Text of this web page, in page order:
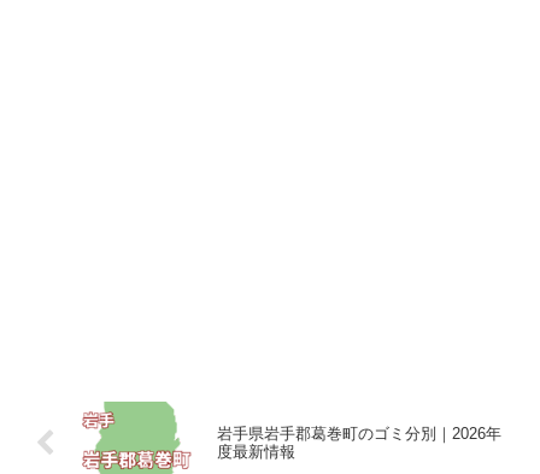
岩手県岩手郡葛巻町のゴミ分別｜2026年
度最新情報